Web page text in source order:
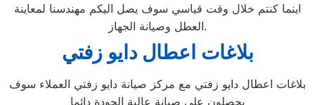
اينما كنتم خلال وقت قياسي سوف يصل اليكم مهندسنا لمعاينة
العطل وصيانة الجهاز.
بلاغات اعطال دايو زفتي
بلاغات اعطال دايو زفتي مع مركز صيانة دايو زفتي العملاء سوف
يحصلون على صيانة عالية الجودة دائما